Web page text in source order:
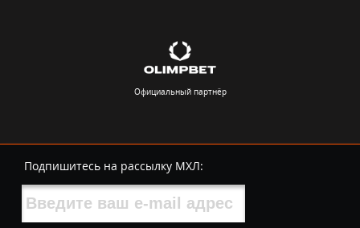
Официальный партнёр
Подпишитесь на рассылку МХЛ: